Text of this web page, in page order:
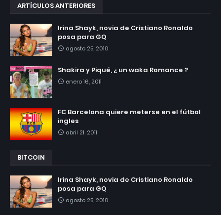
ARTÍCULOS ANTERIORES
Irina Shayk, novia de Cristiano Ronaldo
posa para GQ
agosto 25, 2010
Shakira y Piqué, ¿ un waka Romance ?
enero 16, 2011
FC Barcelona quiere meterse en el fútbol
ingles
abril 21, 2011
BITCOIN
Irina Shayk, novia de Cristiano Ronaldo
posa para GQ
agosto 25, 2010